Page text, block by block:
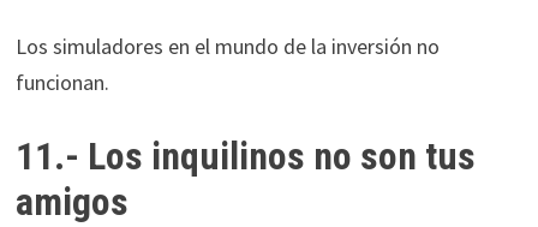
Los simuladores en el mundo de la inversión no
funcionan.
11.- Los inquilinos no son tus
amigos